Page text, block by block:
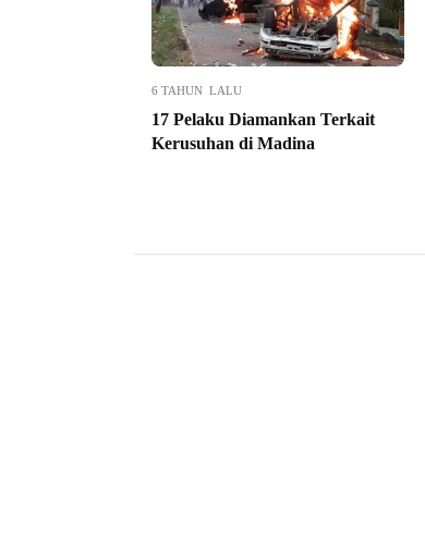
6 TAHUN LALU
17 Pelaku Diamankan Terkait
Kerusuhan di Madina